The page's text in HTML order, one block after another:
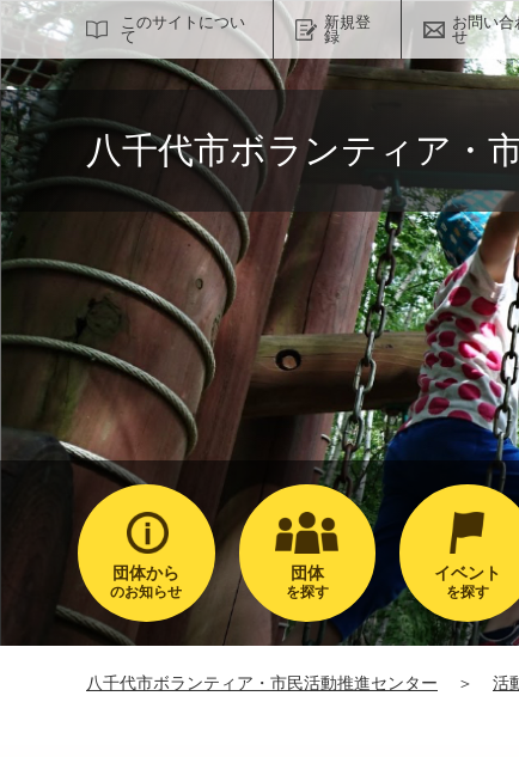
このサイトについ
て
新規登
録
お問い合
せ
サイト内検索
八千代市ボランティア・
団体から
のお知らせ
団体
を探す
イベント
を探す
八千代市ボランティア・市民活動推進センター ＞ 活